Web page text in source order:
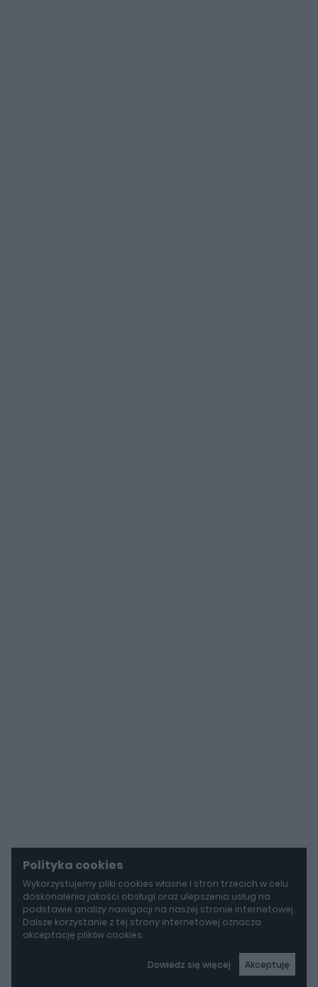
Polityka cookies
Wykorzystujemy pliki cookies własne i stron trzecich w celu
doskonalenia jakości obsługi oraz ulepszenia usług na
podstawie analizy nawigacji na naszej stronie internetowej.
Dalsze korzystanie z tej strony internetowej oznacza
akceptację plików cookies.
Dowiedz się więcej Akceptuję